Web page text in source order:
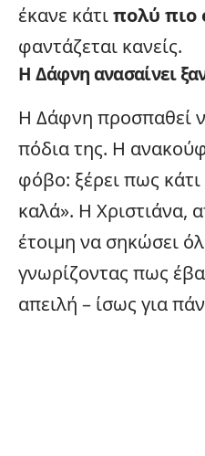
έκανε κάτιπολύ πιο
φαντάζεται κανείς.
Η Δάφνη ανασαίνει
Η Δάφνη προσπαθεί
πόδια της. Η
φόβο: ξέρει πως
καλά». Η Χριστιάνα,
έτοιμη να σηκώσει
γνωρίζοντας πως
απειλή – ίσως για